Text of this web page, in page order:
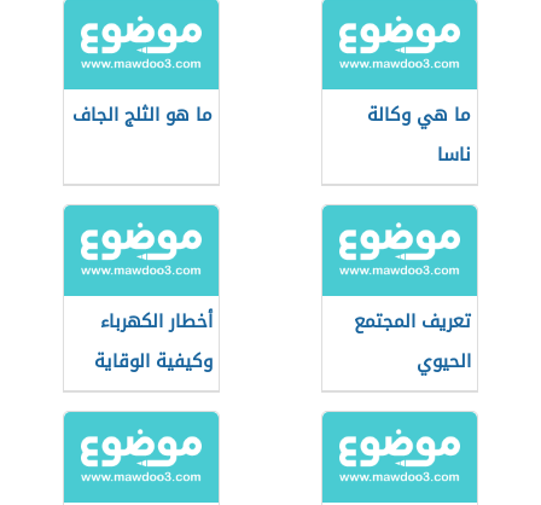
ما هي وكالة
ناسا
ما هو الثلج الجاف
تعريف المجتمع
الحيوي
أخطار الكهرباء
وكيفية الوقاية
منها